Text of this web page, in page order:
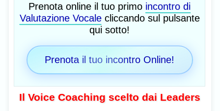
Prenota online il tuo primo incontro di
Valutazione Vocalecliccando sul pulsante
qui sotto!
Prenota il tuo incontro Online!
Il Voice Coaching scelto dai Leaders